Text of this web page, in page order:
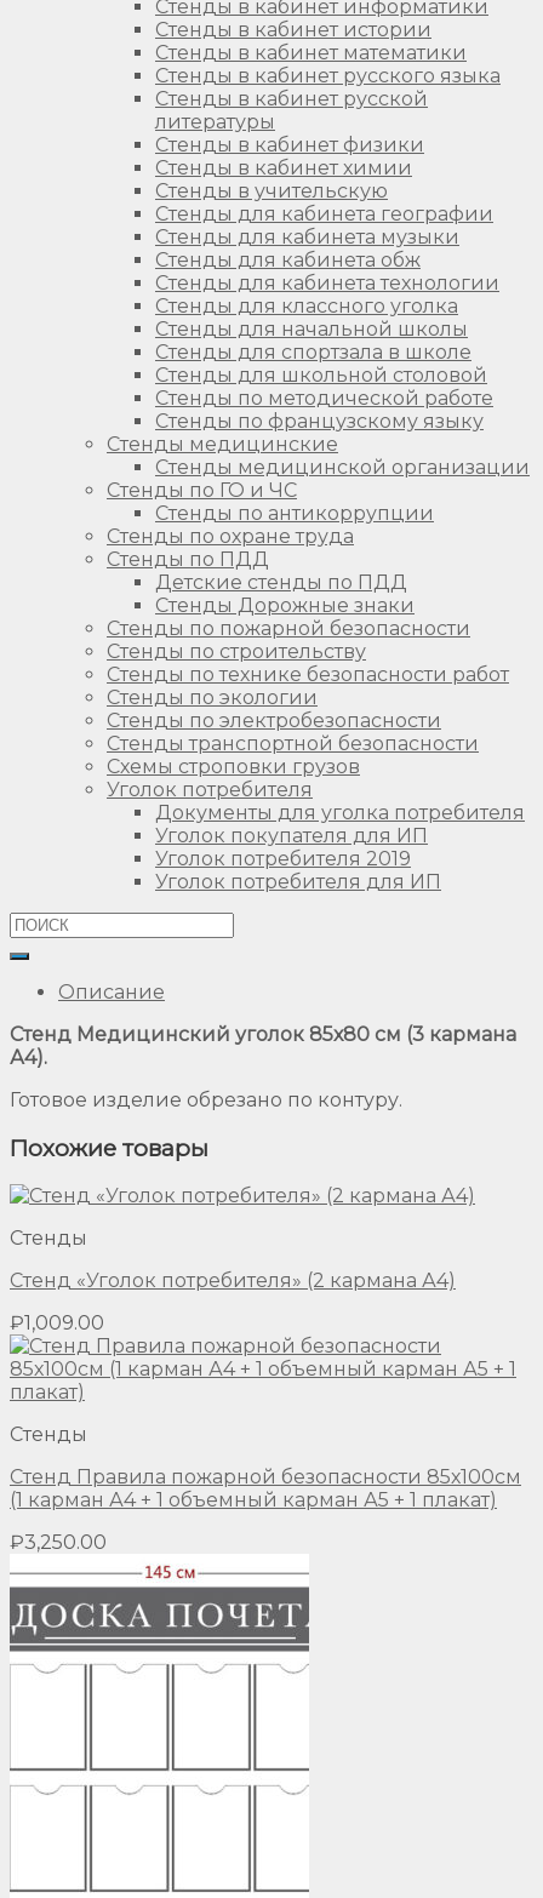
Стенды в кабинет информатики
Стенды в кабинет истории
Стенды в кабинет математики
Стенды в кабинет русского языка
Стенды в кабинет русской
литературы
Стенды в кабинет физики
Стенды в кабинет химии
Стенды в учительскую
Стенды для кабинета географии
Стенды для кабинета музыки
Стенды для кабинета обж
Стенды для кабинета технологии
Стенды для классного уголка
Стенды для начальной школы
Стенды для спортзала в школе
Стенды для школьной столовой
Стенды по методической работе
Стенды по французскому языку
Стенды медицинские
Стенды медицинской организации
Стенды по ГО и ЧС
Стенды по антикоррупции
Стенды по охране труда
Стенды по ПДД
Детские стенды по ПДД
Стенды Дорожные знаки
Стенды по пожарной безопасности
Стенды по строительству
Стенды по технике безопасности работ
Стенды по экологии
Стенды по электробезопасности
Стенды транспортной безопасности
Схемы строповки грузов
Уголок потребителя
Документы для уголка потребителя
Уголок покупателя для ИП
Уголок потребителя 2019
Уголок потребителя для ИП
Описание
Стенд Медицинский уголок 85х80 см (3 кармана
А4).
Готовое изделие обрезано по контуру.
Похожие товары
Стенды
Стенд «Уголок потребителя» (2 кармана А4)
₽1,009.00
Стенды
Стенд Правила пожарной безопасности 85х100см
(1 карман А4 + 1 объемный карман А5 + 1 плакат)
₽3,250.00